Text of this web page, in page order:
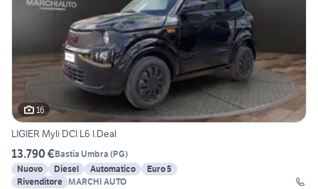
16
LIGIER Myli DCI L6 I.Deal
13.790 €Bastia Umbra (PG)
Nuovo
Diesel Automatico
Euro 5
Rivenditore MARCHI AUTO